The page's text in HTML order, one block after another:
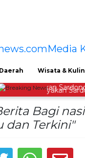
Daerah Wisata &
Dayakan
Bagi nasi
dan Terkini"